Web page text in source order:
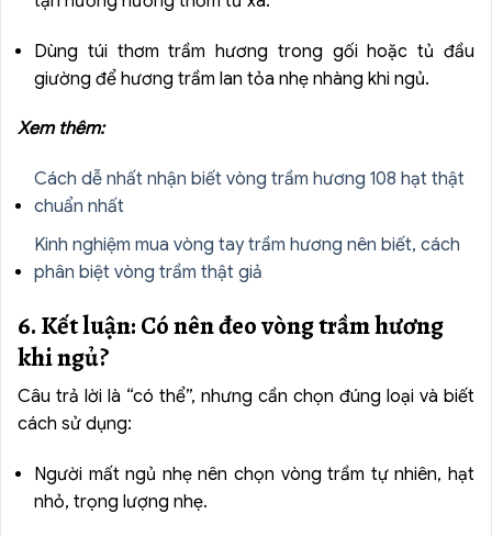
Dùng túi thơm trầm hương trong gối hoặc tủ đầu
giường để hương trầm lan tỏa nhẹ nhàng khi ngủ.
Xem thêm:
Cách dễ nhất nhận biết vòng trầm hương 108 hạt thật
chuẩn nhất
Kinh nghiệm mua vòng tay trầm hương nên biết, cách
phân biệt vòng trầm thật giả
6. Kết luận: Có nên đeo vòng trầm hương
khi ngủ?
Câu trả lời là “có thể”, nhưng cần chọn đúng loại và biết
cách sử dụng:
Người mất ngủ nhẹ nên chọn vòng trầm tự nhiên, hạt
nhỏ, trọng lượng nhẹ.